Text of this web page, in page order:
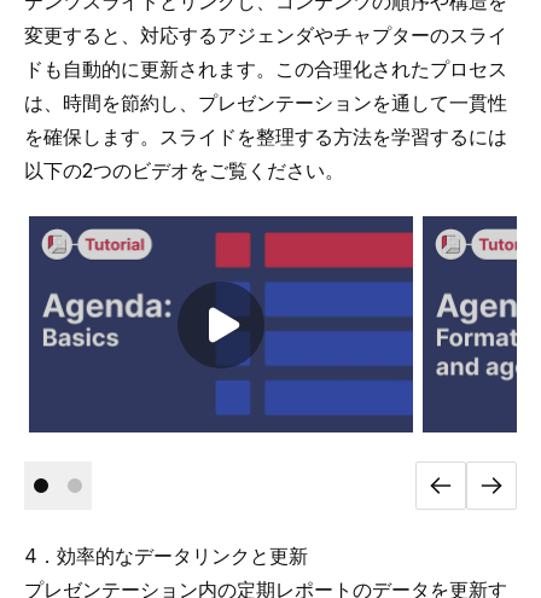
変更すると、対応するアジェンダやチャプターのスライ
ドも自動的に更新されます。この合理化されたプロセス
は、時間を節約し、プレゼンテーションを通して一貫性
を確保します。スライドを整理する方法を学習するには
以下の2つのビデオをご覧ください。
Play video
4．効率的なデータリンクと更新
プレゼンテーション内の定期レポートのデータを更新す